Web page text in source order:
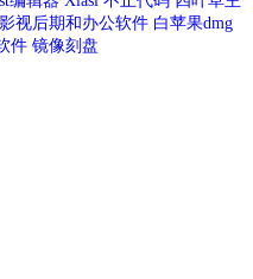
影视后期和办公软件 白苹果dmg
件 镜像刻盘